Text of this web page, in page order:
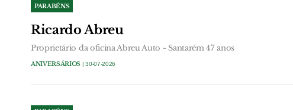
PARABÉNS
Ricardo Abreu
Proprietário da oficina Abreu Auto - Santarém 47 anos
ANIVERSÁRIOS | 30-07-2026